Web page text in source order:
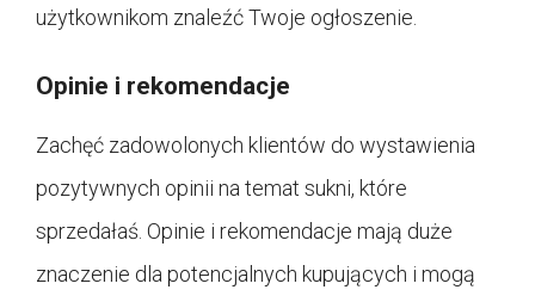
użytkownikom znaleźć Twoje ogłoszenie.
Opinie i rekomendacje
Zachęć zadowolonych klientów do wystawienia
pozytywnych opinii na temat sukni, które
sprzedałaś. Opinie i rekomendacje mają duże
znaczenie dla potencjalnych kupujących i mogą